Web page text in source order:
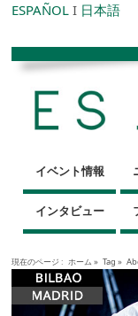
ESPAÑOL I 日本語
イベント情報
インタビュー
現在のページ : ホーム » Tag »